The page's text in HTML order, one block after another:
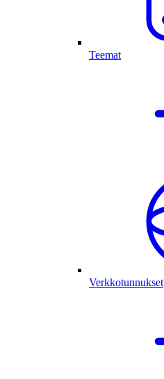
Teemat
Verkkotunnukset